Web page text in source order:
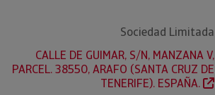
Sociedad Limitada
CALLE DE GUIMAR, S/N, MANZANA V,
PARCEL. 38550, ARAFO (SANTA CRUZ DE
TENERIFE). ESPAÑA.